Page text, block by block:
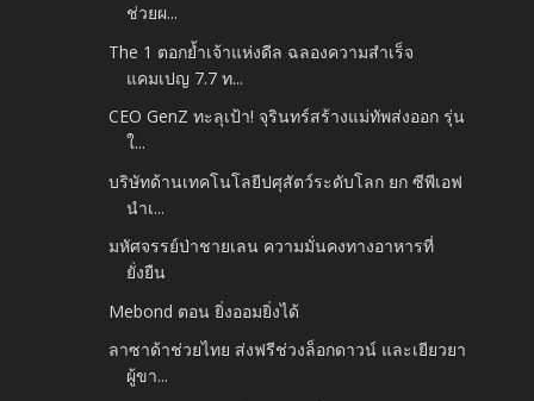
ช่วยผ...
The 1 ตอกย้ำเจ้าแห่งดีล ฉลองความสำเร็จ
แคมเปญ 7.7 ท...
CEO GenZ ทะลุเป้า! จุรินทร์สร้างแม่ทัพส่งออก รุ่น
ใ...
บริษัทด้านเทคโนโลยีปศุสัตว์ระดับโลก ยก ซีพีเอฟ
นำเ...
มหัศจรรย์ป่าชายเลน ความมั่นคงทางอาหารที่
ยั่งยืน
Mebond ตอน ยิ่งออมยิ่งได้
ลาซาด้าช่วยไทย ส่งฟรีช่วงล็อกดาวน์ และเยียวยา
ผู้ขา...